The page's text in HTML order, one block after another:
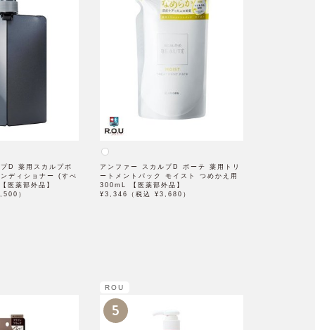
D 薬用スカルプボ
ディショナー (すべ
医薬部外品】
）
アンファー スカルプD ボーテ 薬用トリ
ートメントパック モイスト つめかえ用
300mL 【医薬部外品】
¥3,346（税込 ¥3,680）
ROU
5